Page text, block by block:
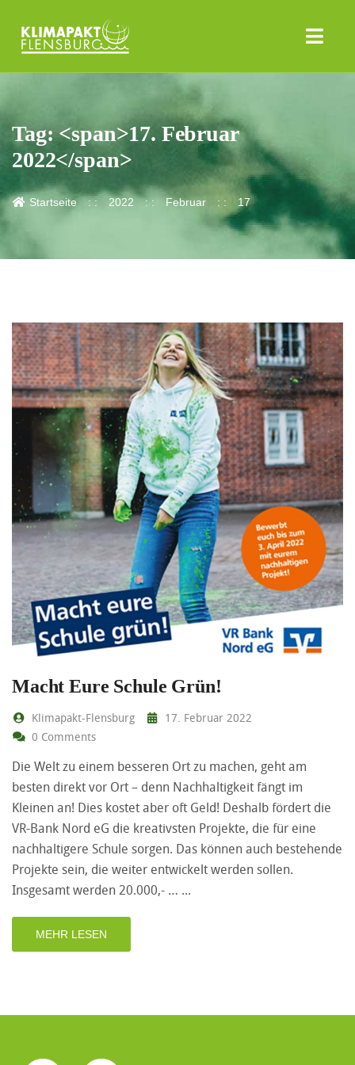
Tag: <span>17. Februar
2022</span>
Startseite 2022 Februar 17
Macht Eure Schule Grün!
Klimapakt-Flensburg
17. Februar 2022
0 Comments
Die Welt zu einem besseren Ort zu machen, geht am
besten direkt vor Ort – denn Nachhaltigkeit fängt im
Kleinen an! Dies kostet aber oft Geld! Deshalb fördert die
VR-Bank Nord eG die kreativsten Projekte, die für eine
nachhaltigere Schule sorgen. Das können auch bestehende
Projekte sein, die weiter entwickelt werden sollen.
Insgesamt werden 20.000,- …
MEHR LESEN